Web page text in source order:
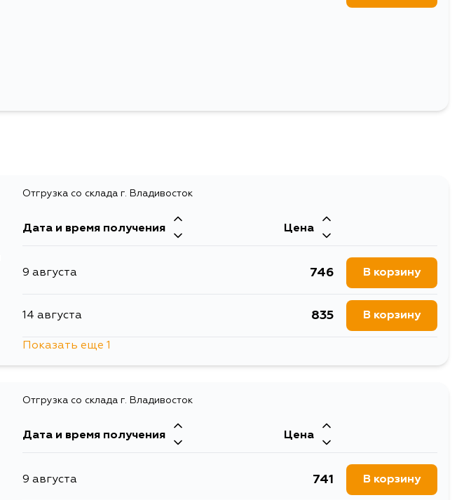
Отгрузка со склада г. Владивосток
Дата и время получения Цена
9 августа 746 В корзину
14 августа 835 В корзину
Показать еще 1
Отгрузка со склада г. Владивосток
Дата и время получения Цена
9 августа 741 В корзину